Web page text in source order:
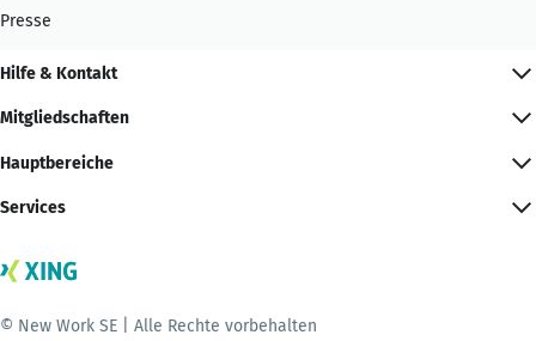
Presse
Hilfe & Kontakt
Mitgliedschaften
Hauptbereiche
Services
© New Work SE | Alle Rechte vorbehalten